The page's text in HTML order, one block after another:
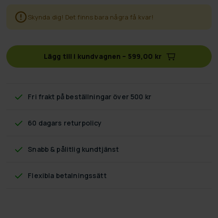
Skynda dig! Det finns bara några få kvar!
Lägg till i kundvagnen – 599,00 kr
Fri frakt på beställningar över 500 kr
60 dagars returpolicy
Snabb & pålitlig kundtjänst
Flexibla betalningssätt